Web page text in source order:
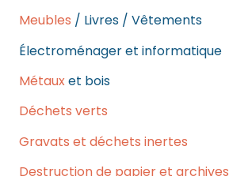
Meubles / Livres / Vêtements
Électroménager et informatique
Métauxet bois
Déchets verts
Gravats et déchets inertes
Destruction de papier et archives